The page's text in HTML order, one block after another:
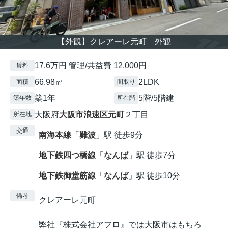
【外観】クレアーレ元町 外観
賃料 17.6万円 管理/共益費 12,000円
面積 66.98㎡ 間取り 2LDK
築年数 築1年 所在階 5階/5階建
所在地 大阪府大阪市浪速区元町 ２丁目
交通 南海本線 「 難波 」駅 徒歩9分
地下鉄四つ橋線 「 なんば」駅 徒歩7分
地下鉄御堂筋線 「 なんば」駅 徒歩10分
備考 クレアーレ元町
弊社『株式会社アフロ』では大阪市はもちろ